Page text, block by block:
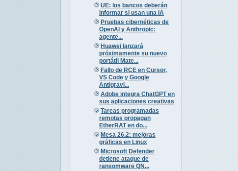
UE: los bancos deberán
informar si usan una IA
Pruebas cibernéticas de
OpenAI y Anthropic:
agente...
Huawei lanzará
próximamente su nuevo
portátil Mate...
Fallo de RCE en Cursor,
VS Code y Google
Antigravi...
Adobe integra ChatGPT en
sus aplicaciones creativas
Tareas programadas
remotas propagan
EtherRAT en do...
Mesa 26.2: mejoras
gráficas en Linux
Microsoft Defender
detiene ataque de
ransomware QN...